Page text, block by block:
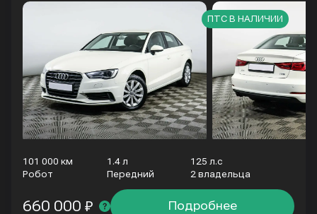
101 000 км 1.4 л
125 л.с
Робот
Передний 2 владельца
ПТС В НАЛИЧИИ
Подробнее
660 000 ₽